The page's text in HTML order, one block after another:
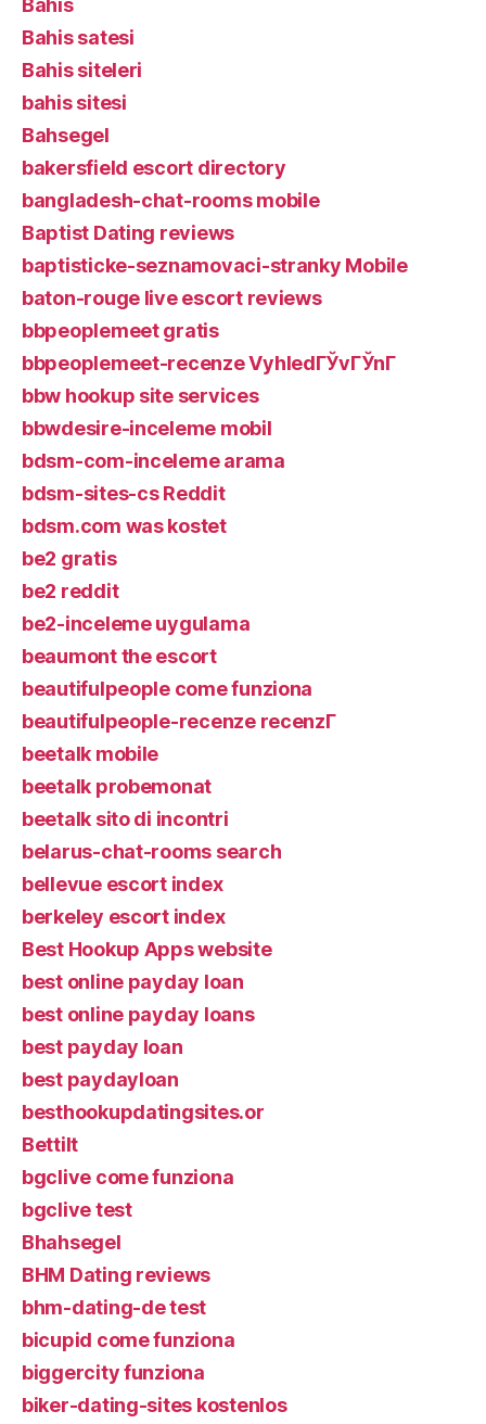
Bahis satesi
Bahis siteleri
bahis sitesi
Bahsegel
bakersfield escort directory
bangladesh-chat-rooms mobile
Baptist Dating reviews
baptisticke-seznamovaci-stranky Mobile
baton-rouge live escort reviews
bbpeoplemeet gratis
bbpeoplemeet-recenze VyhledГЎvГЎnГ­
bbw hookup site services
bbwdesire-inceleme mobil
bdsm-com-inceleme arama
bdsm-sites-cs Reddit
bdsm.com was kostet
be2 gratis
be2 reddit
be2-inceleme uygulama
beaumont the escort
beautifulpeople come funziona
beautifulpeople-recenze recenzГ­
beetalk mobile
beetalk probemonat
beetalk sito di incontri
belarus-chat-rooms search
bellevue escort index
berkeley escort index
Best Hookup Apps website
best online payday loan
best online payday loans
best payday loan
best paydayloan
besthookupdatingsites.or
Bettilt
bgclive come funziona
bgclive test
Bhahsegel
BHM Dating reviews
bhm-dating-de test
bicupid come funziona
biggercity funziona
biker-dating-sites kostenlos